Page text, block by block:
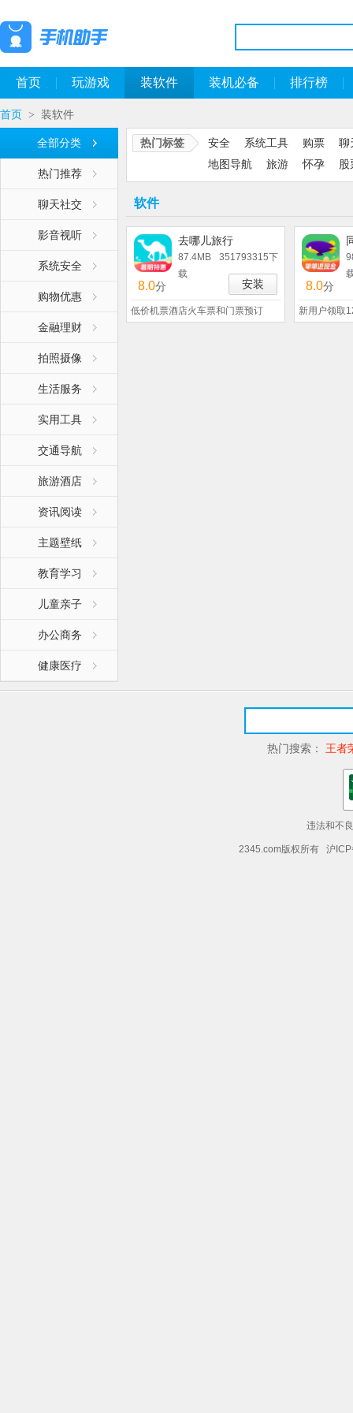
首页 玩游戏 装软件 装机必备 排行榜
首页 > 装软件
全部分类
热门推荐
聊天社交
影音视听
系统安全
购物优惠
金融理财
拍照摄像
生活服务
实用工具
交通导航
旅游酒店
资讯阅读
主题壁纸
教育学习
儿童亲子
办公商务
健康医疗
热门标签 安全 系统工具 购票
聊
地图导航
旅游 怀孕
软件
去哪儿旅行
87.4MB
351793315下
载
8.0分 安装
低价机票酒店火车票和门票预订
8.0分
新用户领取
热门搜索： 王者
违法和不
2345.com版权所有 沪